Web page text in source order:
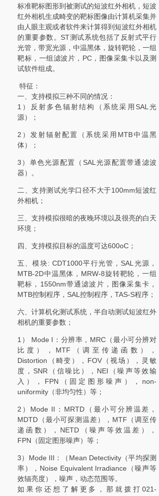
标准靶标图形到被测试的短波红外相机，短波
红外相机生成畸变的靶标图像由计算机采集并
由人眼主观或者软件来计算得到短波红外相机
的重要参数。ST测试系统包括了反射式平行
光管，带宽光源，中温黑体，旋转靶轮，一组
靶标，一组滤波片，PC，图像采集卡以及测
试软件组成。
特征：
一、支持模拟三种不同的情况：
1）反射多色辐射结构（系统采用SAL光
源）；
2）发射辐射配置（系统采用MTB中温黑
体）；
3）单色光源配置（SAL光源配置带通滤波
器）。
二、支持测试光学口径不大于100mm短波红
外相机；
三、支持模拟很暗的夜晚环境以及很亮的白天
环境；
四、支持模拟目标的温度可达600oC；
五、模块: CDT1000平行光管，SAL光源，
MTB-2D中温黑体，MRW-8旋转靶轮，一组
靶标，1550nm带通滤波片，图像采集卡，
MTB控制程序，SAL控制程序，TAS-S程序；
六、计算机化测试系统，半自动测试短波红外
相机的重要参数；
1） Mode I：分辨率，MRC（最小可分辨对
比度），MTF（调至传递函数），
Distortion（畸变），FOV（视场），灵敏
度，SNR（信噪比），NEI（噪声等效输
入），FPN（固定图形噪声），non-
uniformity（非均匀性）等；
2）Mode II：MRTD（最小可分辨温差，
MDTD（最小可探测温差），MTF（调至传
递函数），NETD（噪声等效温差），
FPN（固定图形噪声）等；
3）Mode III：（Mean Detectivity（平均探测
率），Noise Equivalent Irradiance（噪声等
效辐亮度），噪声，动态范围等。
如果你还想了解更多，那就拨打021-